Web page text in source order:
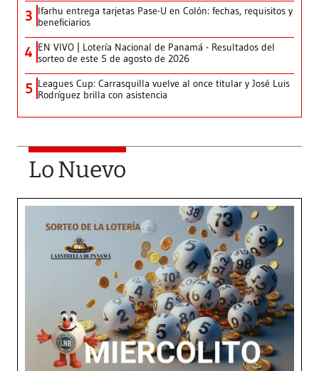
3 Ifarhu entrega tarjetas Pase-U en Colón: fechas, requisitos y
beneficiarios
4 EN VIVO | Lotería Nacional de Panamá - Resultados del
sorteo de este 5 de agosto de 2026
5 Leagues Cup: Carrasquilla vuelve al once titular y José Luis
Rodríguez brilla con asistencia
Lo Nuevo